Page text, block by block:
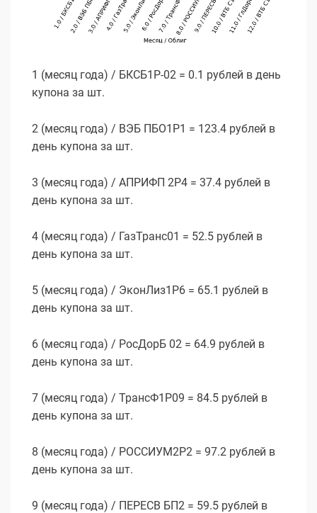
1 (месяц года) / БКСБ1Р-02 = 0.1 рублей в день
купона за шт.
2 (месяц года) / ВЭБ ПБО1Р1 = 123.4 рублей в
день купона за шт.
3 (месяц года) / АПРИФП 2Р4 = 37.4 рублей в
день купона за шт.
4 (месяц года) / ГазТранс01 = 52.5 рублей в
день купона за шт.
5 (месяц года) / ЭконЛиз1Р6 = 65.1 рублей в
день купона за шт.
6 (месяц года) / РосДорБ 02 = 64.9 рублей в
день купона за шт.
7 (месяц года) / ТрансФ1P09 = 84.5 рублей в
день купона за шт.
8 (месяц года) / РОССИУМ2P2 = 97.2 рублей в
день купона за шт.
9 (месяц года) / ПЕРЕСВ БП2 = 59.5 рублей в